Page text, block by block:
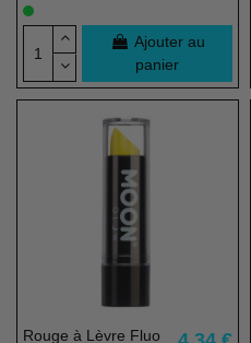
Ajouter au
panier
Rouge à Lèvre Fluo